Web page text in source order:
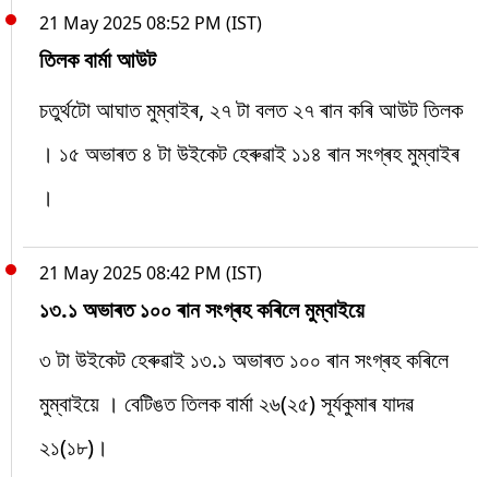
21 May 2025 08:52 PM (IST)
তিলক বাৰ্মা আউট
চতুৰ্থটো আঘাত মুম্বাইৰ, ২৭ টা বলত ২৭ ৰান কৰি আউট তিলক
। ১৫ অভাৰত ৪ টা উইকেট হেৰুৱাই ১১৪ ৰান সংগ্ৰহ মুম্বাইৰ
।
21 May 2025 08:42 PM (IST)
১৩.১ অভাৰত ১০০ ৰান সংগ্ৰহ কৰিলে মুম্বাইয়ে
৩ টা উইকেট হেৰুৱাই ১৩.১ অভাৰত ১০০ ৰান সংগ্ৰহ কৰিলে
মুম্বাইয়ে । বেটিঙত তিলক বাৰ্মা ২৬(২৫) সূৰ্যকুমাৰ যাদৱ
২১(১৮)।